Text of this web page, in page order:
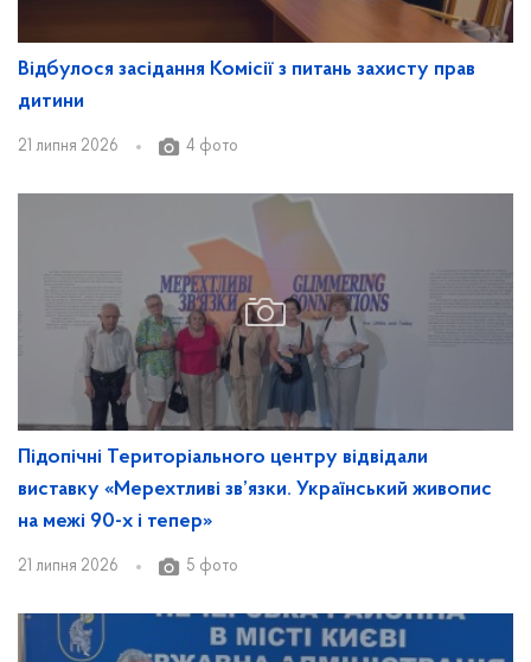
Відбулося засідання Комісії з питань захисту прав
дитини
21 липня 2026 4 фото
Підопічні Територіального центру відвідали
виставку «Мерехтливі зв’язки. Український живопис
на межі 90-х і тепер»
21 липня 2026 5 фото